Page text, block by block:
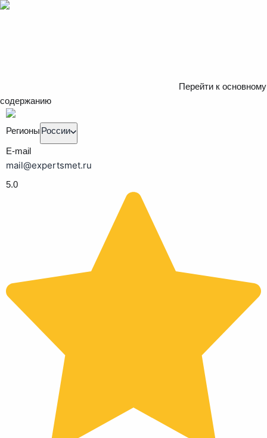
Перейти к основному
содержанию
Регионы России
E-mail
mail@expertsmet.ru
5.0